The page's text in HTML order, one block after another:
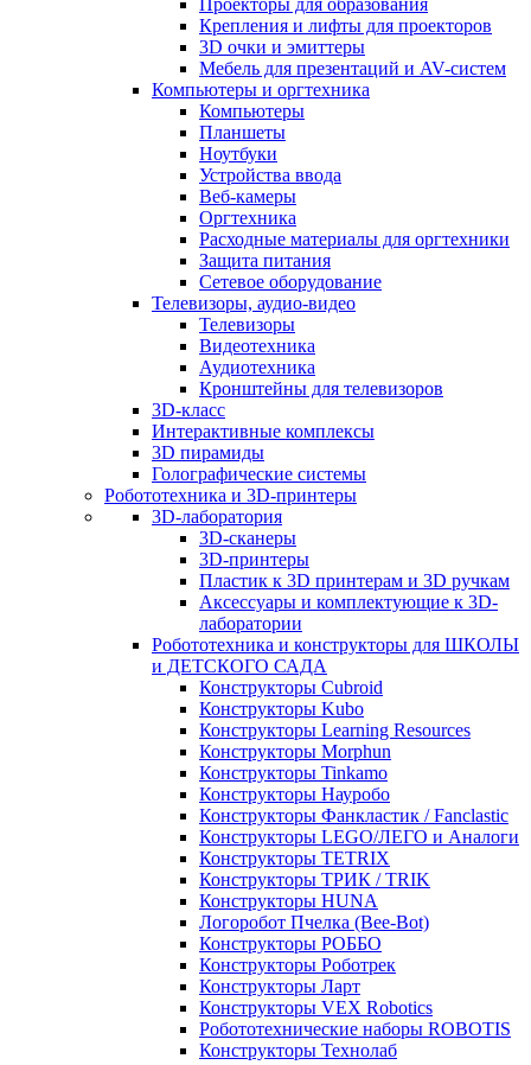
Проекторы для образования
Крепления и лифты для проекторов
3D очки и эмиттеры
Мебель для презентаций и AV-систем
Компьютеры и оргтехника
Компьютеры
Планшеты
Ноутбуки
Устройства ввода
Веб-камеры
Оргтехника
Расходные материалы для оргтехники
Защита питания
Сетевое оборудование
Телевизоры, аудио-видео
Телевизоры
Видеотехника
Аудиотехника
Кронштейны для телевизоров
3D-класс
Интерактивные комплексы
3D пирамиды
Голографические системы
Робототехника и 3D-принтеры
3D-лаборатория
3D-сканеры
3D-принтеры
Пластик к 3D принтерам и 3D ручкам
Аксессуары и комплектующие к 3D-
лаборатории
Робототехника и конструкторы для ШКОЛЫ
и ДЕТСКОГО САДА
Конструкторы Cubroid
Конструкторы Kubo
Конструкторы Learning Resources
Конструкторы Morphun
Конструкторы Tinkamo
Конструкторы Науробо
Конструкторы Фанкластик / Fanclastic
Конструкторы LEGO/ЛЕГО и Аналоги
Конструкторы TETRIX
Конструкторы ТРИК / TRIK
Конструкторы HUNA
Логоробот Пчелка (Bee-Bot)
Конструкторы РОББО
Конструкторы Роботрек
Конструкторы Ларт
Конструкторы VEX Robotics
Робототехнические наборы ROBOTIS
Конструкторы Технолаб